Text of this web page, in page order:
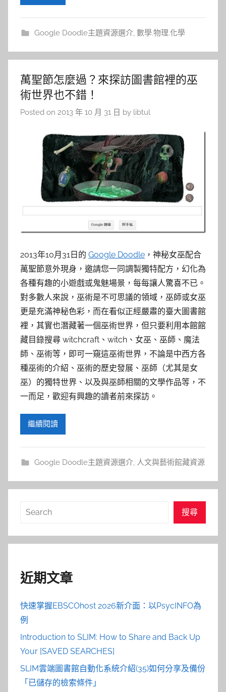
Google Doodle主題資源選介, 數學.物理.化學
萬聖節怎麼過？來探訪圖書館裡的巫
術世界也不錯！
Posted on 2013 年 10 月 31 日 by libtul
2013年10月31日的 Google Doodle ，神秘女巫配合
萬聖節意外現身，邀請您一同調製獨特配方，幻化為
各種有趣的小遊戲或鬼魅場景，每每讓人驚喜不已。
對多數人來說，巫術是不可思議的領域，巫師或女巫
更是充滿神秘色彩，而在看似正經嚴肅的臺大圖書館
裡，其實也潛藏著一個巫術世界，但只要利用本館館
藏目錄搜尋 witchcraft、witch、女巫、巫師、魔法
師、巫術等，即可一窺這巫術世界，不論是中西方各
種巫術的介紹、巫術的歷史發展、巫師（尤其是女
巫）的獨特世界、以及與巫師相關的文學作品等，不
一而足，歡迎有興趣的讀者前來探訪。
繼續閱讀
Google Doodle主題資源選介, 人文與藝術館藏資源
搜
搜尋
近期文章
快速掌握EBSCOhost 2026新介面：以PsycINFO為
例
Introduction to SLIM: How to Share and Back Up
Your [SAVED SEARCHES]
SLIM雲端圖書館自動化系統介紹(35)如何分享及備份
「已儲存的檢索條件」